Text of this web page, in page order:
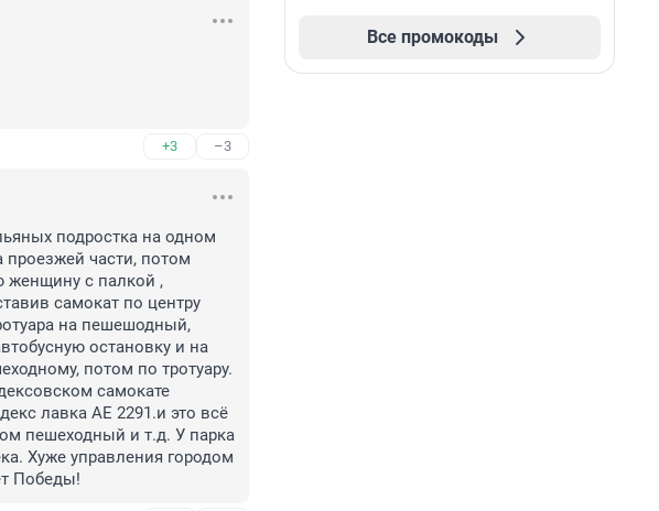
+3 –3
подростка на одном
части, потом
женщину с палкой ,
самокат по центру
на пешешодный,
остановку и на
потом по тротуару.
самокате
лавка АЕ 2291.и это всё
пешеходный и т.д. У парка
Хуже управления городом
Победы!
Все промокоды